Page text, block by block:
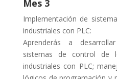
Mes 3
Implementación de
industriales con PLC:
Aprenderás a
sistemas de control de
industriales con PLC;